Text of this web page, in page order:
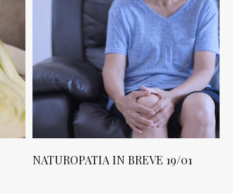
NATUROPATIA IN BREVE 19/01